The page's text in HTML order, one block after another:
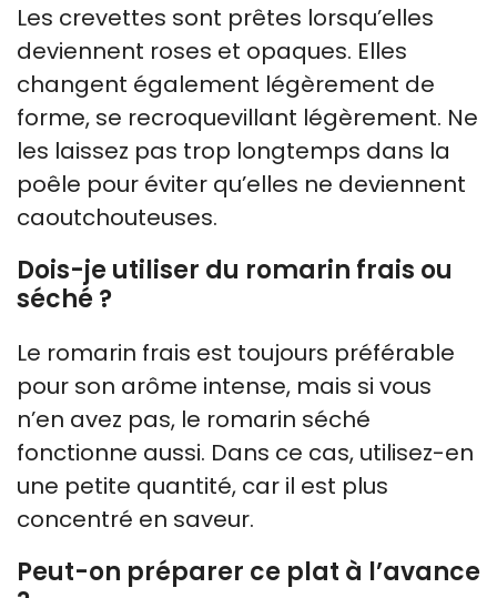
Les crevettes sont prêtes lorsqu’elles
deviennent roses et opaques. Elles
changent également légèrement de
forme, se recroquevillant légèrement. Ne
les laissez pas trop longtemps dans la
poêle pour éviter qu’elles ne deviennent
caoutchouteuses.
Dois-je utiliser du romarin frais ou
séché ?
Le romarin frais est toujours préférable
pour son arôme intense, mais si vous
n’en avez pas, le romarin séché
fonctionne aussi. Dans ce cas, utilisez-en
une petite quantité, car il est plus
concentré en saveur.
Peut-on préparer ce plat à l’avance